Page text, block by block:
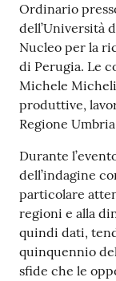
Ordinario
dell’Università
Nucleo per la
di Perugia. Le
Michele
produttive,
Regione
Durante
dell’indagine
particolare
regioni e alla
quindi dati,
quinquennio
sfide che le